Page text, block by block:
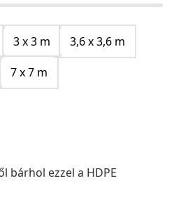
3 x 3 m
3,6 x 3,6 m
7 x 7 m
bárhol ezzel a HDPE